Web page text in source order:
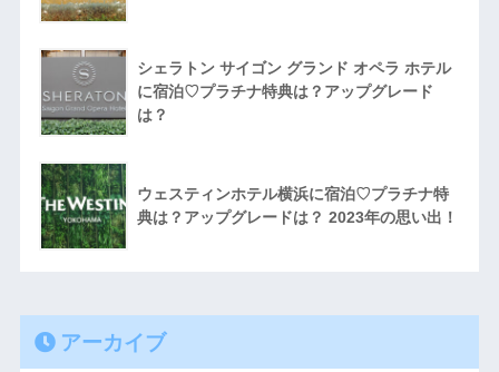
シェラトン サイゴン グランド オペラ ホテル
に宿泊♡プラチナ特典は？アップグレード
は？
ウェスティンホテル横浜に宿泊♡プラチナ特
典は？アップグレードは？ 2023年の思い出！
アーカイブ